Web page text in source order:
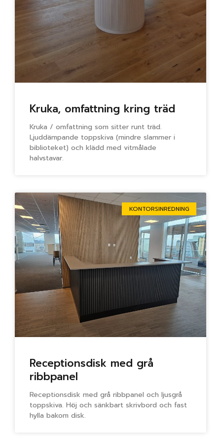
Kruka, omfattning kring träd
Kruka / omfattning som sitter runt träd.
Ljuddämpande toppskiva (mindre slammer i
biblioteket) och klädd med vitmålade
halvstavar.
KONTORSINREDNING
Receptionsdisk med grå
ribbpanel
Receptionsdisk med grå ribbpanel och ljusgrå
toppskiva. Höj och sänkbart skrivbord och fast
hylla bakom disk.